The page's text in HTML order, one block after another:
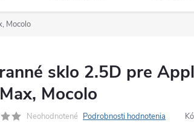
Mocolo
sklo 2.5D pre
Mocolo
Neohodnotené Podrobnosti hodnotenia